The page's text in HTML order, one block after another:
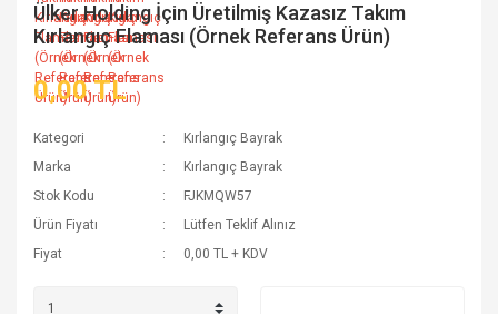
Ülker Holding İçin Üretilmiş Kazasız Takım
Kırlangıç Flaması (Örnek Referans Ürün)
0,00 TL
Kategori
Kırlangıç Bayrak
Marka
Kırlangıç Bayrak
Stok Kodu
FJKMQW57
Ürün Fiyatı
Lütfen Teklif Alınız
Fiyat
0,00 TL + KDV